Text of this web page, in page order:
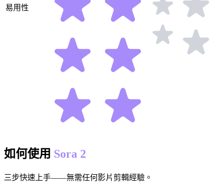
易用性
如何使用 Sora 2
三步快速上手——無需任何影片剪輯經驗。